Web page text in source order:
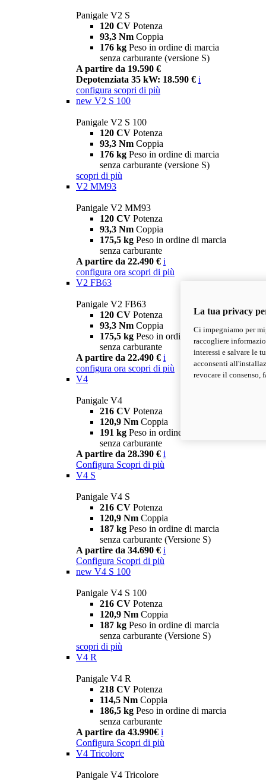
Panigale V2 S
120 CV Potenza
93,3 Nm Coppia
176 kg Peso in ordine di marcia
senza carburante (versione S)
A partire da 19.590 €
Depotenziata 35 kW: 18.590 € i
configura scopri di più
new V2 S 100
Panigale V2 S 100
120 CV Potenza
93,3 Nm Coppia
176 kg Peso in ordine di marcia
senza carburante (versione S)
scopri di più
V2 MM93
Panigale V2 MM93
120 CV Potenza
93,3 Nm Coppia
175,5 kg Peso in ordine di marcia
senza carburante
A partire da 22.490 € i
configura ora scopri di più
V2 FB63
Panigale V2 FB63
120 CV Potenza
93,3 Nm Coppia
175,5 kg Peso in ordine di marcia
senza carburante
A partire da 22.490 € i
configura ora scopri di più
V4
Panigale V4
216 CV Potenza
120,9 Nm Coppia
191 kg Peso in ordine di marcia
senza carburante
A partire da 28.390 € i
Configura Scopri di più
V4 S
Panigale V4 S
216 CV Potenza
120,9 Nm Coppia
187 kg Peso in ordine di marcia
senza carburante (Versione S)
A partire da 34.690 € i
Configura Scopri di più
new V4 S 100
Panigale V4 S 100
216 CV Potenza
120,9 Nm Coppia
187 kg Peso in ordine di marcia
senza carburante (Versione S)
scopri di più
V4 R
Panigale V4 R
218 CV Potenza
114,5 Nm Coppia
186,5 kg Peso in ordine di marcia
senza carburante
A partire da 43.990€ i
Configura Scopri di più
V4 Tricolore
Panigale V4 Tricolore
La tua privacy
Ci impegniamo per
raccogliere
interessi e salvare le
acconsenti
revocare il consenso,